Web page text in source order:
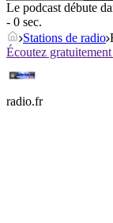
Le podcast débute
- 0 sec.
Stations de radio
Écoutez
radio.fr